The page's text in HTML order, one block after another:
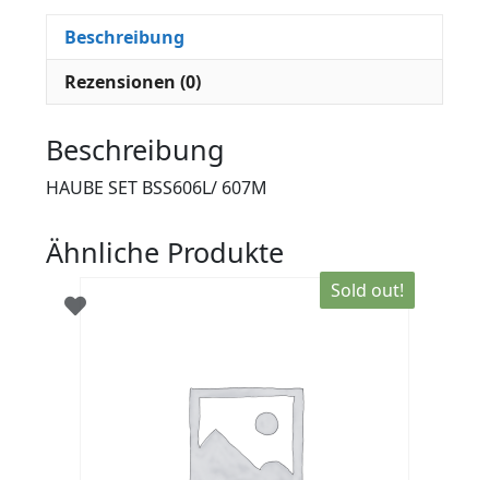
Beschreibung
Rezensionen (0)
Beschreibung
HAUBE SET BSS606L/ 607M
Ähnliche Produkte
Sold out!